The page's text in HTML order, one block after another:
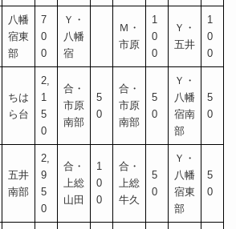
八幡
宿東
部
7
0
0
Ｙ・
八幡
宿
Ｍ・
市原
1
0
0
Ｙ・
五井
1
0
0
ちは
ら台
2,
1
5
0
合・
市原
南部
5
0
合・
市原
南部
5
0
Ｙ・
八幡
宿南
部
5
0
五井
南部
2,
9
5
0
合・
上総
山田
1
0
0
合・
上総
牛久
5
0
Ｙ・
八幡
宿東
部
5
0